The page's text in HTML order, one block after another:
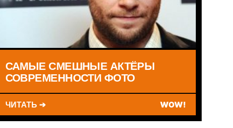
САМЫЕ СМЕШНЫЕ АКТЁРЫ
СОВРЕМЕННОСТИ ФОТО
ЧИТАТЬ ➔ WOW!